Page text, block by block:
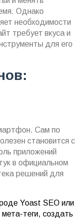
Однако
необходимости
требует вкуса и
для его
Сам по
становится с
приложений
в официальном
решений для
Yoast SEO или
теги, создать